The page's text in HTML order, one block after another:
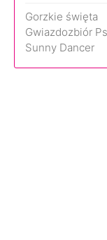
Gorzkie święta
Gwiazdozbiór
Sunny Dancer